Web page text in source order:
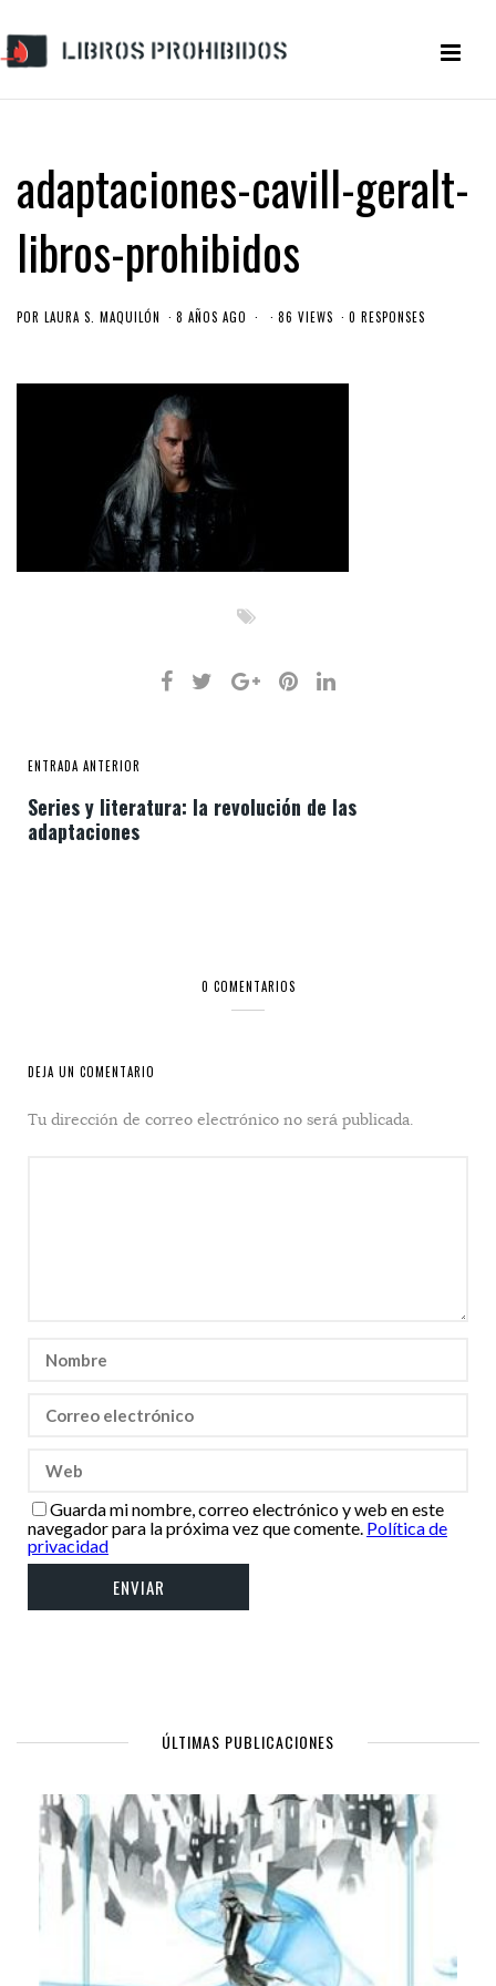
adaptaciones-cavill-geralt-
libros-prohibidos
POR LAURA S. MAQUILÓN 8 AÑOS AGO 86 VIEWS 0 RESPONSES
ENTRADA ANTERIOR
Series y literatura: la revolución de las
adaptaciones
0 COMENTARIOS
DEJA UN COMENTARIO
Tu dirección de correo electrónico no será publicada.
Guarda mi nombre, correo electrónico y web en este
navegador para la próxima vez que comente. Política de
privacidad
ÚLTIMAS PUBLICACIONES